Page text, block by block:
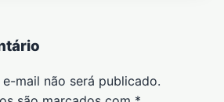
mail não será publicado.